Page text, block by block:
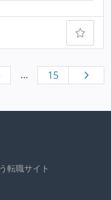
… 15
転職サイト